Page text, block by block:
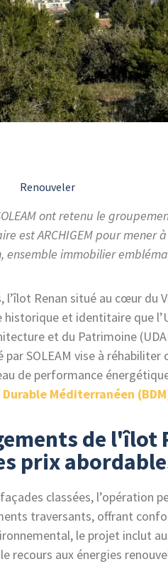
Renouveler
ont retenu le
est ARCHIGEM pour mener
ensemble immobilier
l’îlot Renan situé au cœur du
historique et identitaire que
et du Patrimoine
SOLEAM vise à
de performance
Méditerranéen
de l'îlot
prix
classées, l’opération
traversants, offrant
le projet inclut
recours aux énergies